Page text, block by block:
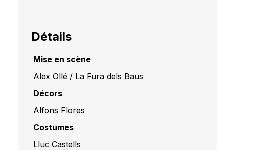
Détails
Mise en scène
Alex Ollé / La Fura dels Baus
Décors
Alfons Flores
Costumes
Lluc Castells